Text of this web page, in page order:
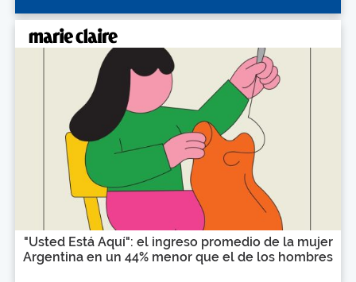
"Usted Está Aquí": el ingreso promedio de la mujer
Argentina en un 44% menor que el de los hombres